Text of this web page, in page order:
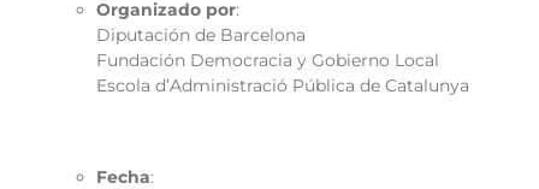
Organizado por:
Diputación de Barcelona
Fundación Democracia y Gobierno Local
Escola d’Administració Pública de Catalunya
Fecha: